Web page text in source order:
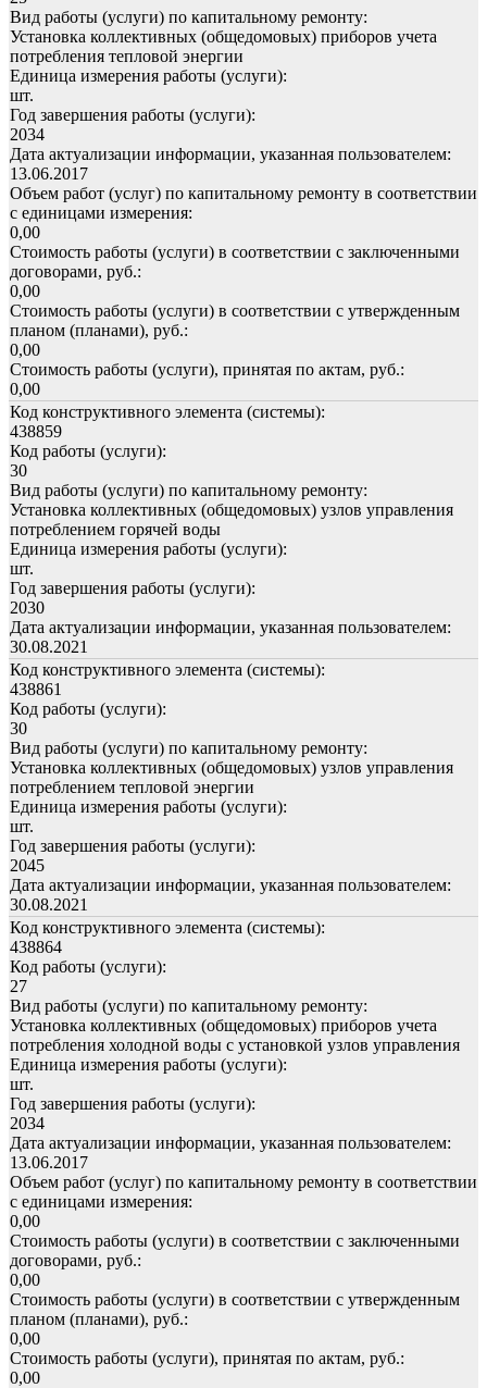
Вид работы (услуги) по капитальному ремонту:
Установка коллективных (общедомовых) приборов учета
потребления тепловой энергии
Единица измерения работы (услуги):
шт.
Год завершения работы (услуги):
2034
Дата актуализации информации, указанная пользователем:
13.06.2017
Объем работ (услуг) по капитальному ремонту в соответствии
с единицами измерения:
0,00
Стоимость работы (услуги) в соответствии с заключенными
договорами, руб.:
0,00
Стоимость работы (услуги) в соответствии с утвержденным
планом (планами), руб.:
0,00
Стоимость работы (услуги), принятая по актам, руб.:
0,00
Код конструктивного элемента (системы):
438859
Код работы (услуги):
30
Вид работы (услуги) по капитальному ремонту:
Установка коллективных (общедомовых) узлов управления
потреблением горячей воды
Единица измерения работы (услуги):
шт.
Год завершения работы (услуги):
2030
Дата актуализации информации, указанная пользователем:
30.08.2021
Код конструктивного элемента (системы):
438861
Код работы (услуги):
30
Вид работы (услуги) по капитальному ремонту:
Установка коллективных (общедомовых) узлов управления
потреблением тепловой энергии
Единица измерения работы (услуги):
шт.
Год завершения работы (услуги):
2045
Дата актуализации информации, указанная пользователем:
30.08.2021
Код конструктивного элемента (системы):
438864
Код работы (услуги):
27
Вид работы (услуги) по капитальному ремонту:
Установка коллективных (общедомовых) приборов учета
потребления холодной воды с установкой узлов управления
Единица измерения работы (услуги):
шт.
Год завершения работы (услуги):
2034
Дата актуализации информации, указанная пользователем:
13.06.2017
Объем работ (услуг) по капитальному ремонту в соответствии
с единицами измерения:
0,00
Стоимость работы (услуги) в соответствии с заключенными
договорами, руб.:
0,00
Стоимость работы (услуги) в соответствии с утвержденным
планом (планами), руб.:
0,00
Стоимость работы (услуги), принятая по актам, руб.:
0,00